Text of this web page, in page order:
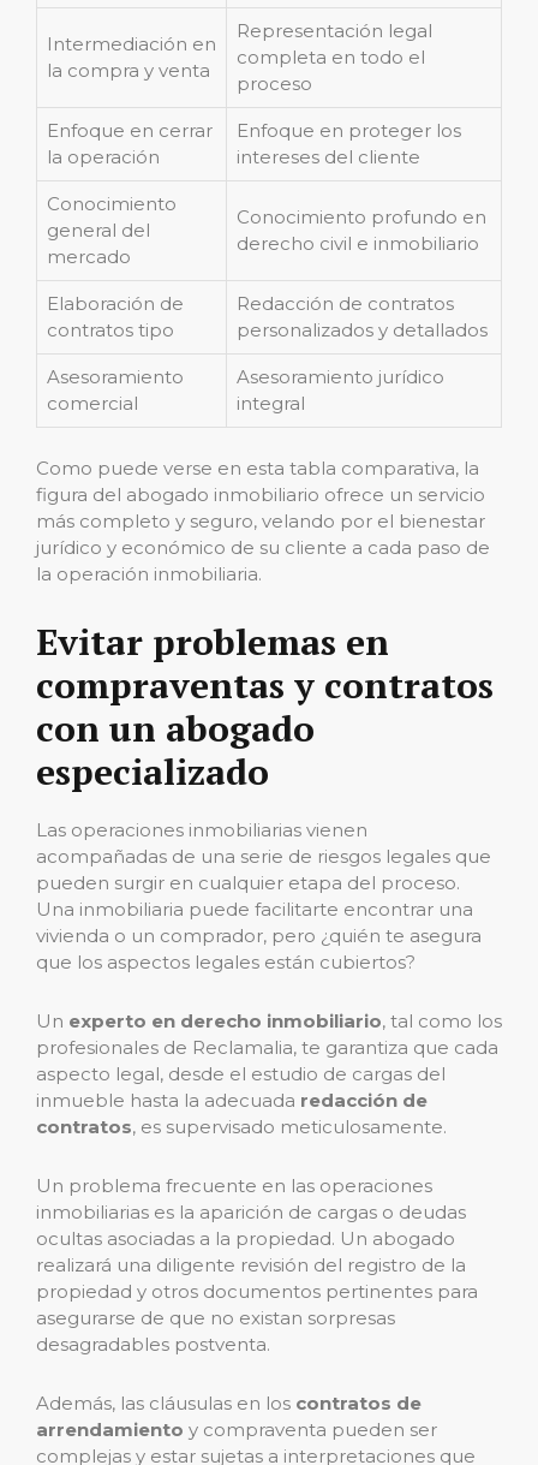
Intermediación en
la compra y venta
Representación legal
completa en todo el
proceso
Enfoque en cerrar
la operación
Enfoque en proteger los
intereses del cliente
Conocimiento
general del
mercado
Conocimiento profundo en
derecho civil e inmobiliario
Elaboración de
contratos tipo
Redacción de contratos
personalizados y detallados
Asesoramiento
comercial
Asesoramiento jurídico
integral
Como puede verse en esta tabla comparativa, la
figura del abogado inmobiliario ofrece un servicio
más completo y seguro, velando por el bienestar
jurídico y económico de su cliente a cada paso de
la operación inmobiliaria.
Evitar problemas en
compraventas y contratos
con un abogado
especializado
Las operaciones inmobiliarias vienen
acompañadas de una serie de riesgos legales que
pueden surgir en cualquier etapa del proceso.
Una inmobiliaria puede facilitarte encontrar una
vivienda o un comprador, pero ¿quién te asegura
que los aspectos legales están cubiertos?
Un experto en derecho inmobiliario, tal como los
profesionales de Reclamalia, te garantiza que cada
aspecto legal, desde el estudio de cargas del
inmueble hasta la adecuada redacción de
contratos, es supervisado meticulosamente.
Un problema frecuente en las operaciones
inmobiliarias es la aparición de cargas o deudas
ocultas asociadas a la propiedad. Un abogado
realizará una diligente revisión del registro de la
propiedad y otros documentos pertinentes para
asegurarse de que no existan sorpresas
desagradables postventa.
Además, las cláusulas en los contratos de
arrendamiento y compraventa pueden ser
complejas y estar sujetas a interpretaciones que